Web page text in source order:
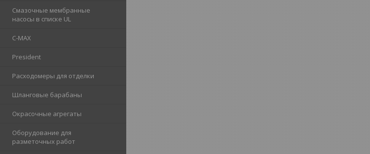
Смазочные мембранные
насосы в списке UL
C-MAX
President
Расходомеры для отделки
Шланговые барабаны
Окрасочные агрегаты
Оборудование для
разметочных работ